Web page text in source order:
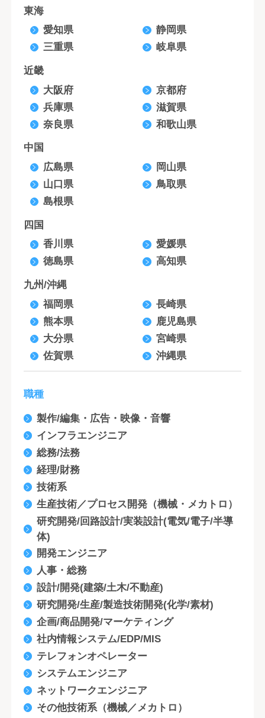
東海
愛知県
静岡県
三重県
岐阜県
近畿
大阪府
京都府
兵庫県
滋賀県
奈良県
和歌山県
中国
広島県
岡山県
山口県
鳥取県
島根県
四国
香川県
愛媛県
徳島県
高知県
九州/沖縄
福岡県
長崎県
熊本県
鹿児島県
大分県
宮崎県
佐賀県
沖縄県
職種
製作/編集・広告・映像・音響
インフラエンジニア
総務/法務
経理/財務
技術系
生産技術／プロセス開発（機械・メカトロ）
研究開発/回路設計/実装設計(電気/電子/半導
体)
開発エンジニア
人事・総務
設計/開発(建築/土木/不動産)
研究開発/生産/製造技術開発(化学/素材)
企画/商品開発/マーケティング
社内情報システム/EDP/MIS
テレフォンオペレーター
システムエンジニア
ネットワークエンジニア
その他技術系（機械／メカトロ）